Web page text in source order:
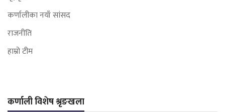
कर्णालीका नयाँ सांसद
राजनीति
हाम्रो टीम
कर्णाली विशेष श्रृङखला